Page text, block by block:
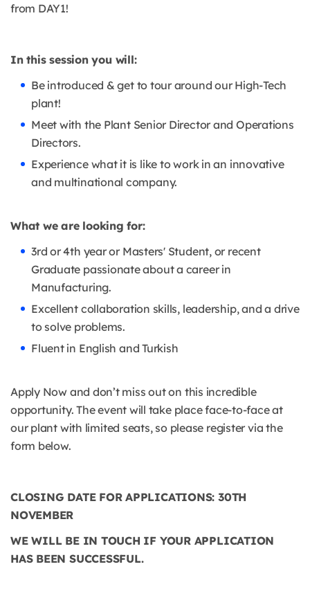
from DAY1!
In this session you will:
Be introduced & get to tour around our High-Tech
plant!
Meet with the Plant Senior Director and Operations
Directors.
Experience what it is like to work in an innovative
and multinational company.
What we are looking for:
3rd or 4th year or Masters' Student, or recent
Graduate passionate about a career in
Manufacturing.
Excellent collaboration skills, leadership, and a drive
to solve problems.
Fluent in English and Turkish
Apply Now and don’t miss out on this incredible
opportunity. The event will take place face-to-face at
our plant with limited seats, so please register via the
form below.
CLOSING DATE FOR APPLICATIONS: 30TH
NOVEMBER
​WE WILL BE IN TOUCH IF YOUR APPLICATION
HAS BEEN SUCCESSFUL.